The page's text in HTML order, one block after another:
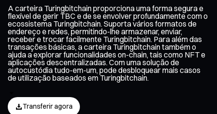
A carteira Turingbitchain proporciona uma forma segura e
flexível de gerir TBC e de se envolver profundamente com o
ecossistema Turingbitchain. Suporta vários formatos de
endereço e redes, permitindo-lhe armazenar, enviar,
receber e trocar facilmente Turingbitchain. Para além das
transações básicas, a carteira Turingbitchain também o
ajuda a explorar funcionalidades on-chain, tais como NFT e
aplicações descentralizadas. Com uma solução de
autocustódia tudo-em-um, pode desbloquear mais casos
de utilização baseados em Turingbitchain.
Transferir agora